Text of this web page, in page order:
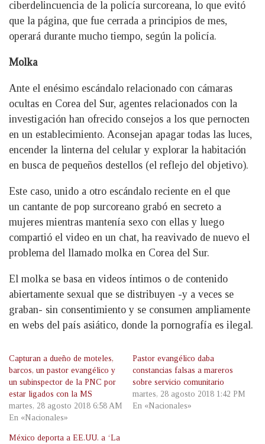
ciberdelincuencia de la policía surcoreana, lo que evitó
que la página, que fue cerrada a principios de mes,
operará durante mucho tiempo, según la policía.
Molka
Ante el enésimo escándalo relacionado con cámaras
ocultas en Corea del Sur, agentes relacionados con la
investigación han ofrecido consejos a los que pernocten
en un establecimiento. Aconsejan apagar todas las luces,
encender la linterna del celular y explorar la habitación
en busca de pequeños destellos (el reflejo del objetivo).
Este caso, unido a otro escándalo reciente en el que
un cantante de pop surcoreano grabó en secreto a
mujeres mientras mantenía sexo con ellas y luego
compartió el video en un chat, ha reavivado de nuevo el
problema del llamado molka en Corea del Sur.
El molka se basa en videos íntimos o de contenido
abiertamente sexual que se distribuyen -y a veces se
graban- sin consentimiento y se consumen ampliamente
en webs del país asiático, donde la pornografía es ilegal.
Capturan a dueño de moteles,
barcos, un pastor evangélico y
un subinspector de la PNC por
estar ligados con la MS
martes, 28 agosto 2018 6:58 AM
En «Nacionales»
Pastor evangélico daba
constancias falsas a mareros
sobre servicio comunitario
martes, 28 agosto 2018 1:42 PM
En «Nacionales»
México deporta a EE.UU. a ‘La